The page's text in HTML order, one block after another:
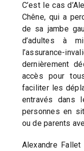
C’est le cas
Chêne, qui a
de sa jambe
d’adultes à
l’assurance-
dernièrement
accès pour
faciliter les
entravés dans
personnes en
ou de parents
Alexandre